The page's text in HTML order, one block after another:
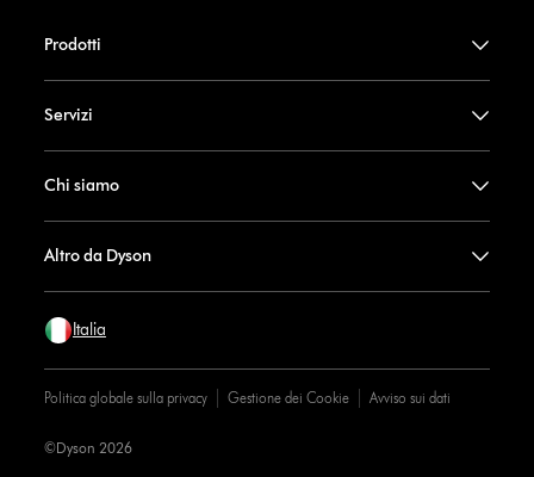
Prodotti
Servizi
Chi siamo
Altro da Dyson
Italia
Politica globale sulla privacy Gestione dei Cookie Avviso sui dati
©Dyson 2026